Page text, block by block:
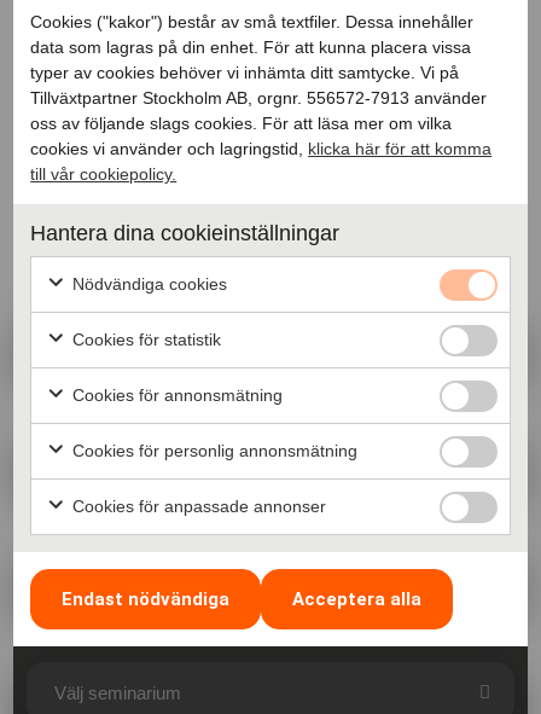
Anmäl dig till seminariet
Cookies ("kakor") består av små textfiler. Dessa innehåller
data som lagras på din enhet. För att kunna placera vissa
typer av cookies behöver vi inhämta ditt samtycke. Vi på
Tillväxtpartner Stockholm AB, orgnr. 556572-7913 använder
oss av följande slags cookies. För att läsa mer om vilka
cookies vi använder och lagringstid, klicka här för att komma
till vår cookiepolicy.
Hantera dina cookieinställningar
Nödvändiga cookies
Cookies för statistik
Cookies för annonsmätning
Cookies för personlig annonsmätning
Cookies för anpassade annonser
Endast nödvändiga Acceptera alla